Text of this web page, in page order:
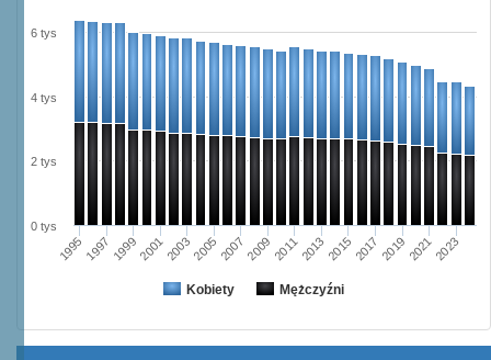
Kobiety Mężczyźni
19951997 1999200120032005200720092011201320152017 201920212023
0 tys
2 tys
4 tys
6 tys